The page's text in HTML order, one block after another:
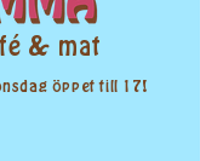
& mat
öppet till 17!